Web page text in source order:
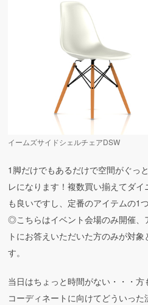
イームズサイドシェルチェアDSW
1脚だけでもあるだけで空間がぐっ
レになります！複数買い揃えてダイ
も良いですし、定番のアイテムの1
◎こちらはイベント会場のみ開催、
トにお答えいただいた方のみが対象
す。
当日はちょっと時間がない・・・方
コーディネートに向けてどういった